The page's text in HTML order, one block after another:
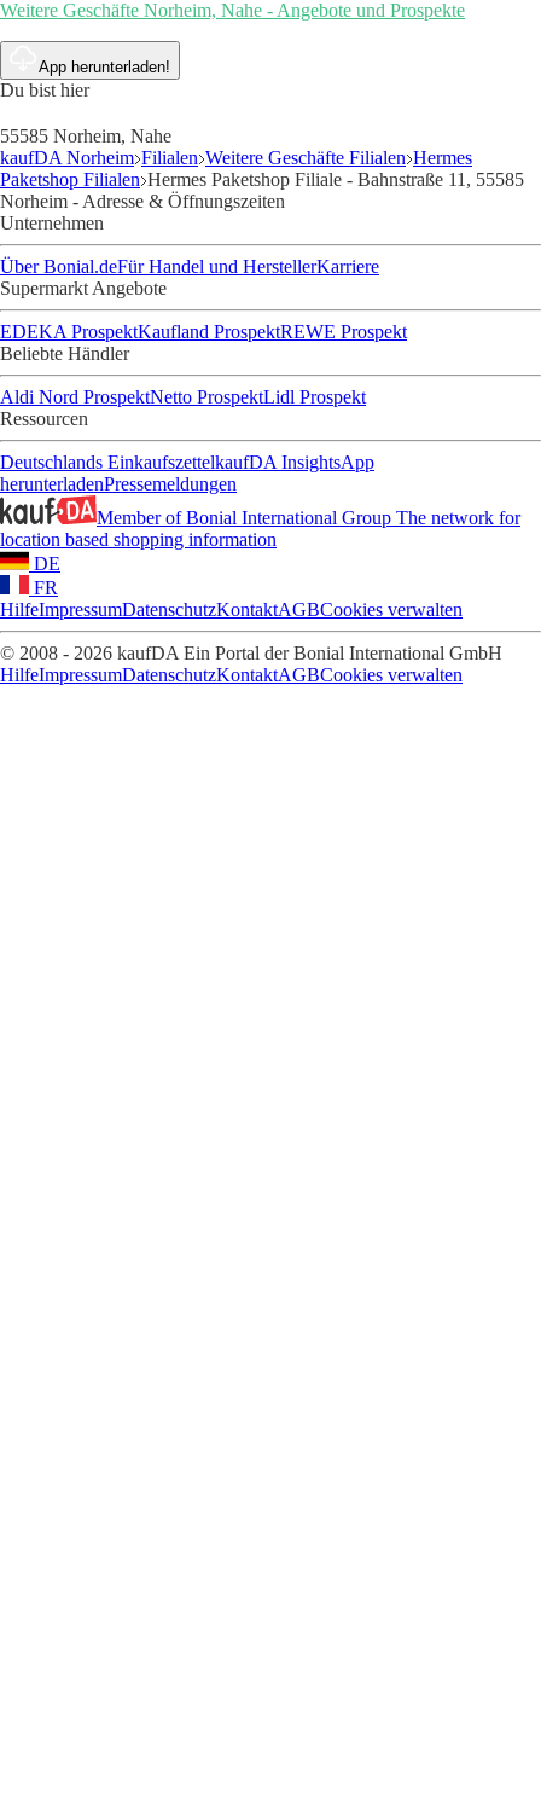
Weitere Geschäfte Norheim, Nahe - Angebote und Prospekte
App herunterladen!
Du bist hier
55585 Norheim, Nahe
kaufDA Norheim Filialen Weitere Geschäfte Filialen Hermes
Paketshop Filialen Hermes Paketshop Filiale - Bahnstraße 11, 55585
Norheim - Adresse & Öffnungszeiten
Unternehmen
Über Bonial.deFür Handel und HerstellerKarriere
Supermarkt Angebote
EDEKA ProspektKaufland ProspektREWE Prospekt
Beliebte Händler
Aldi Nord ProspektNetto ProspektLidl Prospekt
Ressourcen
Deutschlands EinkaufszettelkaufDA InsightsApp
herunterladenPressemeldungen
Member of Bonial International Group The network for
location based shopping information
DE
FR
HilfeImpressumDatenschutzKontaktAGBCookies verwalten
© 2008 - 2026 kaufDA Ein Portal der Bonial International GmbH
HilfeImpressumDatenschutzKontaktAGBCookies verwalten